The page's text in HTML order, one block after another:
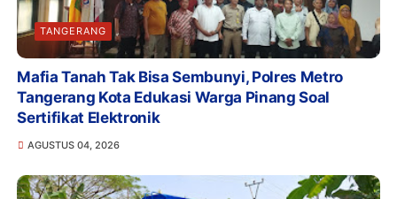
TANGERANG
Mafia Tanah Tak Bisa Sembunyi, Polres Metro
Tangerang Kota Edukasi Warga Pinang Soal
Sertifikat Elektronik
AGUSTUS 04, 2026